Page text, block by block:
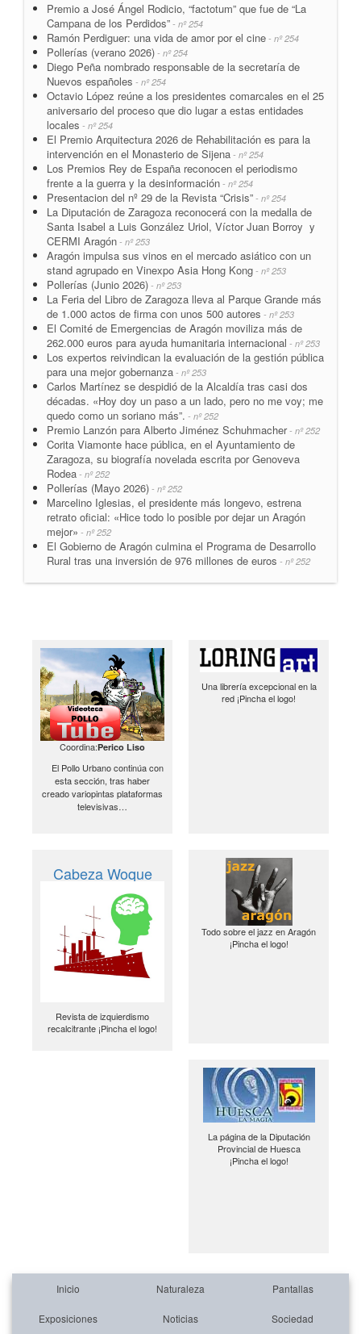
Premio a José Ángel Rodicio, “factotum” que fue de “La
Campana de los Perdidos” - nº 254
Ramón Perdiguer: una vida de amor por el cine - nº 254
Pollerías (verano 2026) - nº 254
Diego Peña nombrado responsable de la secretaría de
Nuevos españoles - nº 254
Octavio López reúne a los presidentes comarcales en el 25
aniversario del proceso que dio lugar a estas entidades
locales - nº 254
El Premio Arquitectura 2026 de Rehabilitación es para la
intervención en el Monasterio de Sijena - nº 254
Los Premios Rey de España reconocen el periodismo
frente a la guerra y la desinformación - nº 254
Presentacion del nº 29 de la Revista “Crisis” - nº 254
La Diputación de Zaragoza reconocerá con la medalla de
Santa Isabel a Luis González Uriol, Víctor Juan Borroy y
CERMI Aragón - nº 253
Aragón impulsa sus vinos en el mercado asiático con un
stand agrupado en Vinexpo Asia Hong Kong - nº 253
Pollerías (Junio 2026) - nº 253
La Feria del Libro de Zaragoza lleva al Parque Grande más
de 1.000 actos de firma con unos 500 autores - nº 253
El Comité de Emergencias de Aragón moviliza más de
262.000 euros para ayuda humanitaria internacional - nº 253
Los expertos reivindican la evaluación de la gestión pública
para una mejor gobernanza - nº 253
Carlos Martínez se despidió de la Alcaldía tras casi dos
décadas. «Hoy doy un paso a un lado, pero no me voy; me
quedo como un soriano más”. - nº 252
Premio Lanzón para Alberto Jiménez Schuhmacher- nº 252
Corita Viamonte hace pública, en el Ayuntamiento de
Zaragoza, su biografía novelada escrita por Genoveva
Rodea - nº 252
Pollerías (Mayo 2026) - nº 252
Marcelino Iglesias, el presidente más longevo, estrena
retrato oficial: «Hice todo lo posible por dejar un Aragón
mejor» - nº 252
El Gobierno de Aragón culmina el Programa de Desarrollo
Rural tras una inversión de 976 millones de euros - nº 252
Coordina:Perico Liso
El Pollo Urbano continúa con
esta sección, tras haber
creado variopintas plataformas
televisivas…
Una librería excepcional en la
red ¡Pincha el logo!
Cabeza Woque
Revista de izquierdismo
recalcitrante ¡Pincha el logo!
Todo sobre el jazz en Aragón
¡Pincha el logo!
La página de la Diputación
Provincial de Huesca
¡Pincha el logo!
Inicio Naturaleza Pantallas
Exposiciones Noticias Sociedad